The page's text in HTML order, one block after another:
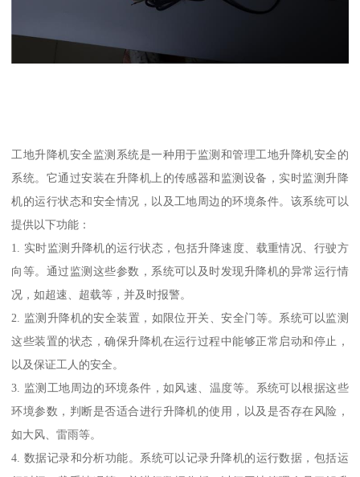
工地升降机安全监测系统是一种用于监测和管理工地升降机安全的
系统。它通过安装在升降机上的传感器和监测设备，实时监测升降
机的运行状态和安全情况，以及工地周边的环境条件。该系统可以
提供以下功能：
1. 实时监测升降机的运行状态，包括升降速度、载重情况、行驶方
向等。通过监测这些参数，系统可以及时发现升降机的异常运行情
况，如超速、超载等，并及时报警。
2. 监测升降机的安全装置，如限位开关、安全门等。系统可以监测
这些装置的状态，确保升降机在运行过程中能够正常启动和停止，
以及保证工人的安全。
3. 监测工地周边的环境条件，如风速、温度等。系统可以根据这些
环境参数，判断是否适合进行升降机的使用，以及是否存在风险，
如大风、雷雨等。
4. 数据记录和分析功能。系统可以记录升降机的运行数据，包括运